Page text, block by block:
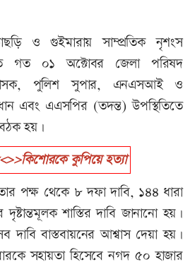
ও গুইমারায় সাম্প্রতিক নৃশংস
গত ০১ অক্টোবর জেলা পরিষদ
পুলিশ সুপার, এনএসআই ও
এবং এএসপির (তদন্ত) উপস্থিতিতে
হয়।
কুপিয়ে হত্যা
পক্ষ থেকে ৮ দফা দাবি, ১৪৪ ধারা
দৃষ্টান্তমূলক শাস্তির দাবি জানানো হয়।
দাবি বাস্তবায়নের আশ্বাস দেয়া হয়।
সহায়তা হিসেবে নগদ ৫০ হাজার